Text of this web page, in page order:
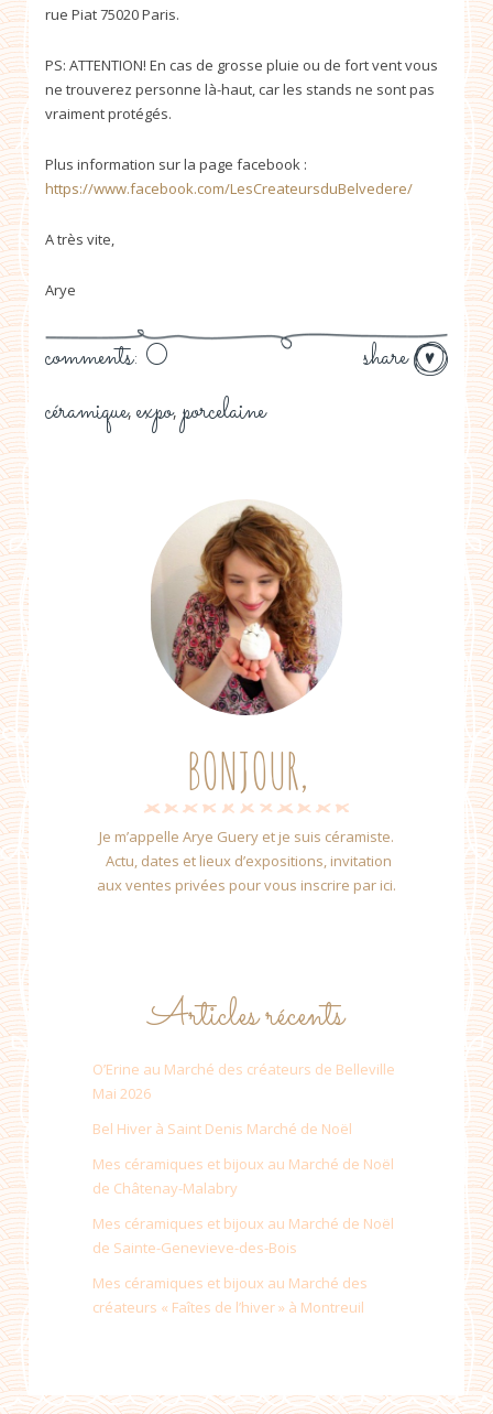
rue Piat 75020 Paris.
PS: ATTENTION! En cas de grosse pluie ou de fort vent vous
ne trouverez personne là-haut, car les stands ne sont pas
vraiment protégés.
Plus information sur la page facebook :
https://www.facebook.com/LesCreateursduBelvedere/
A très vite,
Arye
share
comments: 0
céramique, expo, porcelaine
BONJOUR,
Je m’appelle Arye Guery et je suis céramiste.
Actu, dates et lieux d’expositions, invitation
aux ventes privées pour vous inscrire par ici.
Articles récents
O’Erine au Marché des créateurs de Belleville
Mai 2026
Bel Hiver à Saint Denis Marché de Noël
Mes céramiques et bijoux au Marché de Noël
de Châtenay-Malabry
Mes céramiques et bijoux au Marché de Noël
de Sainte-Genevieve-des-Bois
Mes céramiques et bijoux au Marché des
créateurs « Faîtes de l’hiver » à Montreuil